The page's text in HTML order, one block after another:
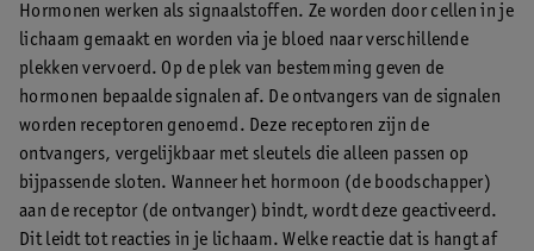
Hormonen werken als signaalstoffen. Ze worden door cellen in je
lichaam gemaakt en worden via je bloed naar verschillende
plekken vervoerd. Op de plek van bestemming geven de
hormonen bepaalde signalen af. De ontvangers van de signalen
worden receptoren genoemd. Deze receptoren zijn de
ontvangers, vergelijkbaar met sleutels die alleen passen op
bijpassende sloten. Wanneer het hormoon (de boodschapper)
aan de receptor (de ontvanger) bindt, wordt deze geactiveerd.
Dit leidt tot reacties in je lichaam. Welke reactie dat is hangt af